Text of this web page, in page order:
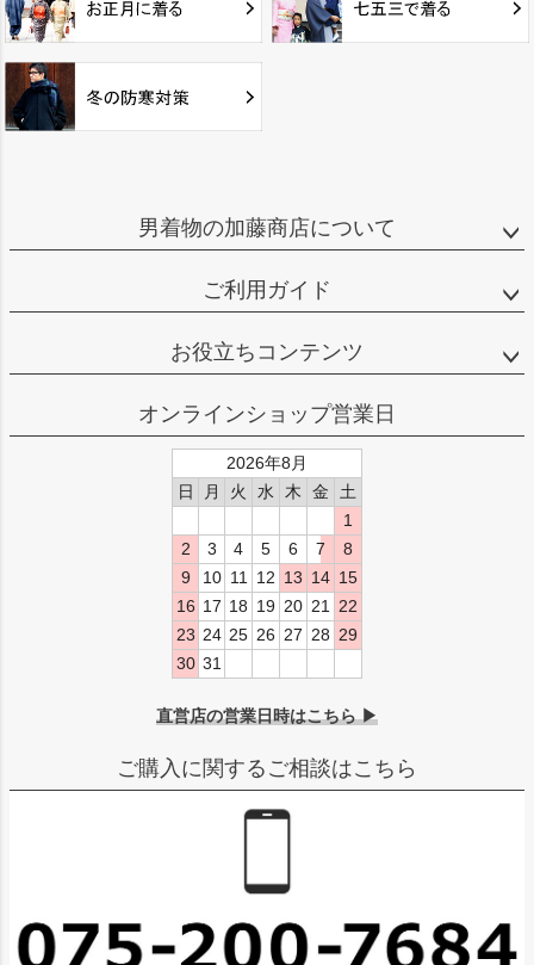
男着物の加藤商店について
ご利用ガイド
お役立ちコンテンツ
オンラインショップ営業日
2026年8月
日
月 火 水 木 金
土
1
2
3 4 5 6 7
8
9
10 11 12 13 14 15
16 17 18 19 20 21 22
23 24 25 26 27 28 29
30 31
直営店の営業日時はこちら ▶
ご購入に関するご相談はこちら